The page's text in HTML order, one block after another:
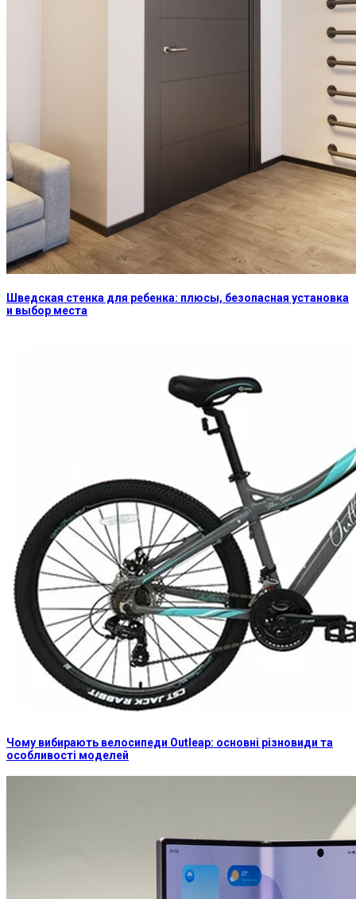
Шведская стенка для ребенка: плюсы, безопасная установка
и выбор места
Чому вибирають велосипеди Outleap: основні різновиди та
особливості моделей